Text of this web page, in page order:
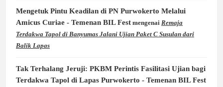
Mengetuk Pintu Keadilan di PN Purwokerto Melalui
Amicus Curiae - Temenan BIL Fest mengenai Remaja
Terdakwa Tapol di Banyumas Jalani Ujian Paket C Susulan dari
Balik Lapas
Tak Terhalang Jeruji: PKBM Perintis Fasilitasi Ujian bagi
Terdakwa Tapol di Lapas Purwokerto - Temenan BIL Fest